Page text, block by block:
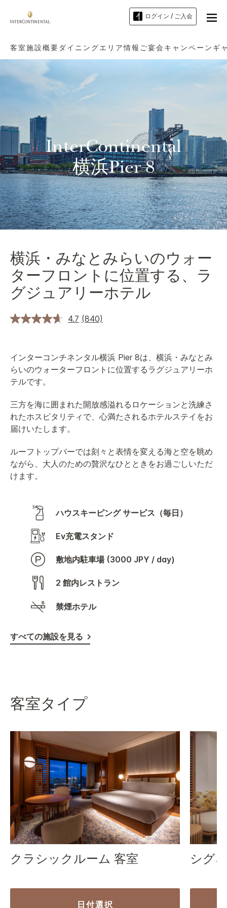
ログイン / ご入会
客室施設概要 ダイニングエリア情報 ご宴会 キャンペーン ギ
InterContinental
横浜Pier 8
横浜・みなとみらいのウォー
ターフロントに位置する、ラ
グジュアリーホテル
4.7 (840)
インターコンチネンタル横浜 Pier 8は、横浜・みなとみ
らいのウォーターフロントに位置するラグジュアリーホ
テルです。
三方を海に囲まれた開放感溢れるロケーションと洗練さ
れたホスピタリティで、心満たされるホテルステイをお
届けいたします。
ルーフトップバーでは刻々と表情を変える海と空を眺め
ながら、大人のための贅沢なひとときをお過ごしいただ
けます。
ハウスキーピング サービス（毎日）
Ev充電スタンド
敷地内駐車場 (3000 JPY / day)
2 館内レストラン
禁煙ホテル
すべての施設を見る
客室タイプ
クラシックルーム 客室
日付選択
シグ